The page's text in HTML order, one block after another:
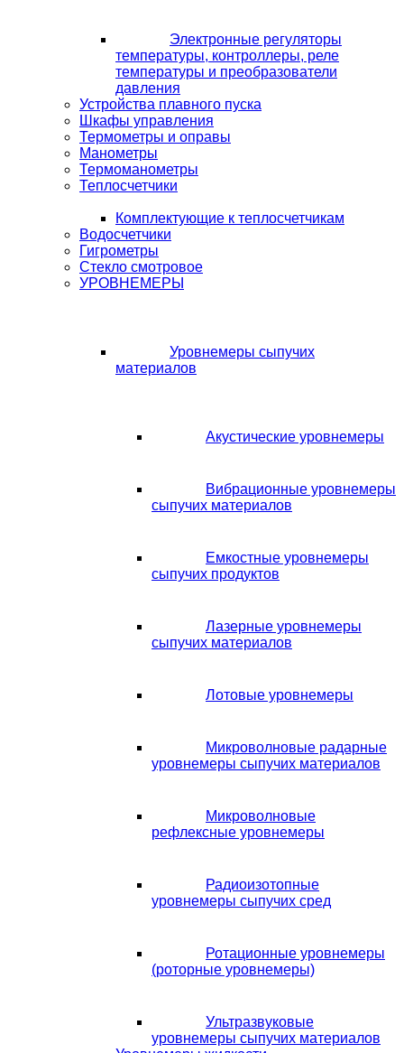
Электронные регуляторы
температуры, контроллеры, реле
температуры и преобразователи
давления
Устройства плавного пуска
Шкафы управления
Термометры и оправы
Манометры
Термоманометры
Теплосчетчики
Комплектующие к теплосчетчикам
Водосчетчики
Гигрометры
Стекло смотровое
УРОВНЕМЕРЫ
Уровнемеры сыпучих
материалов
Акустические уровнемеры
Вибрационные уровнемеры
сыпучих материалов
Емкостные уровнемеры
сыпучих продуктов
Лазерные уровнемеры
сыпучих материалов
Лотовые уровнемеры
Микроволновые радарные
уровнемеры сыпучих материалов
Микроволновые
рефлексные уровнемеры
Радиоизотопные
уровнемеры сыпучих сред
Ротационные уровнемеры
(роторные уровнемеры)
Ультразвуковые
уровнемеры сыпучих материалов